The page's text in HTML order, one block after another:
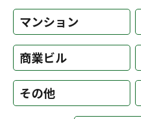
マンション
商業ビル
その他